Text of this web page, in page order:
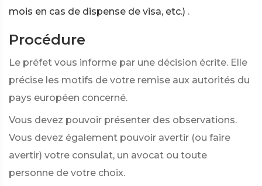
mois en cas de dispense de visa, etc.) .
Procédure
Le préfet vous informe par une décision écrite. Elle
précise les motifs de votre remise aux autorités du
pays européen concerné.
Vous devez pouvoir présenter des observations.
Vous devez également pouvoir avertir (ou faire
avertir) votre consulat, un avocat ou toute
personne de votre choix.